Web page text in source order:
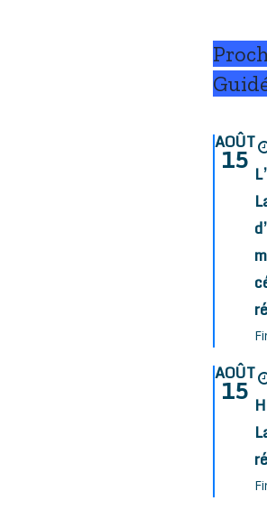
AOÛT
15
AOÛT
15